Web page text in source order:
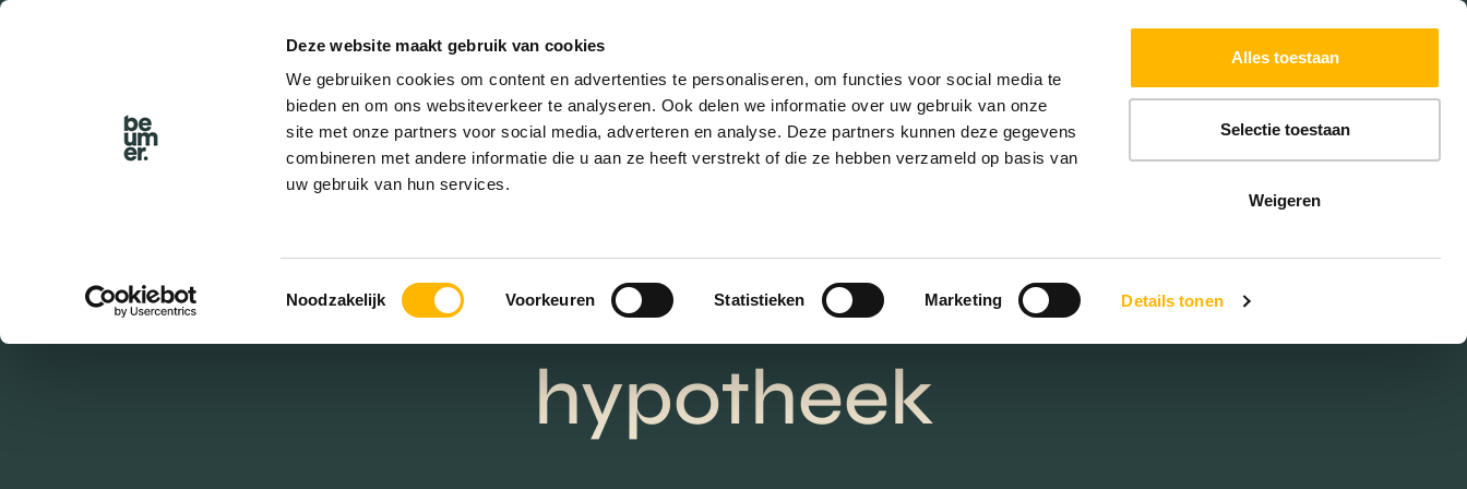
Deze website maakt gebruik van cookies
We gebruiken cookies om content en advertenties te personaliseren, om functies voor social media te
bieden en om ons websiteverkeer te analyseren. Ook delen we informatie over uw gebruik van onze
site met onze partners voor social media, adverteren en analyse. Deze partners kunnen deze gegevens
combineren met andere informatie die u aan ze heeft verstrekt of die ze hebben verzameld op basis van
uw gebruik van hun services.
Toestemmingsselectie
Noodzakelijk Voorkeuren Statistieken Marketing Details tonen
Alles toestaan
Selectie toestaan
Weigeren
EXTRA DIENSTEN
De ins en outs van
een lineaire
hypotheek